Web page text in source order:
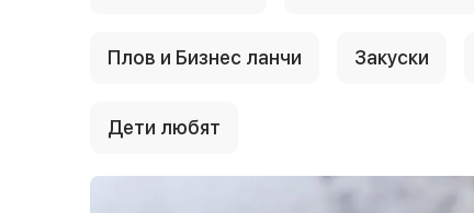
Плов и Бизнес ланчи Закуски
Дети любят